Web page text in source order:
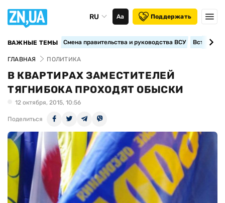
RU Аа Поддержать
ВАЖНЫЕ ТЕМЫ Смена правительства и руководства ВСУ
ГЛАВНАЯ ПОЛИТИКА
В КВАРТИРАХ ЗАМЕСТИТЕЛЕЙ
ТЯГНИБОКА ПРОХОДЯТ ОБЫСКИ
12 октября, 2015, 10:56
Поделиться